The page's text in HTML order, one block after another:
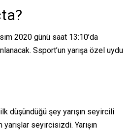
2020 günü saat 13:10’da
Ssport’un yarışa özel uydu
düşündüğü şey yarışın seyircili
seyircisizdi. Yarışın